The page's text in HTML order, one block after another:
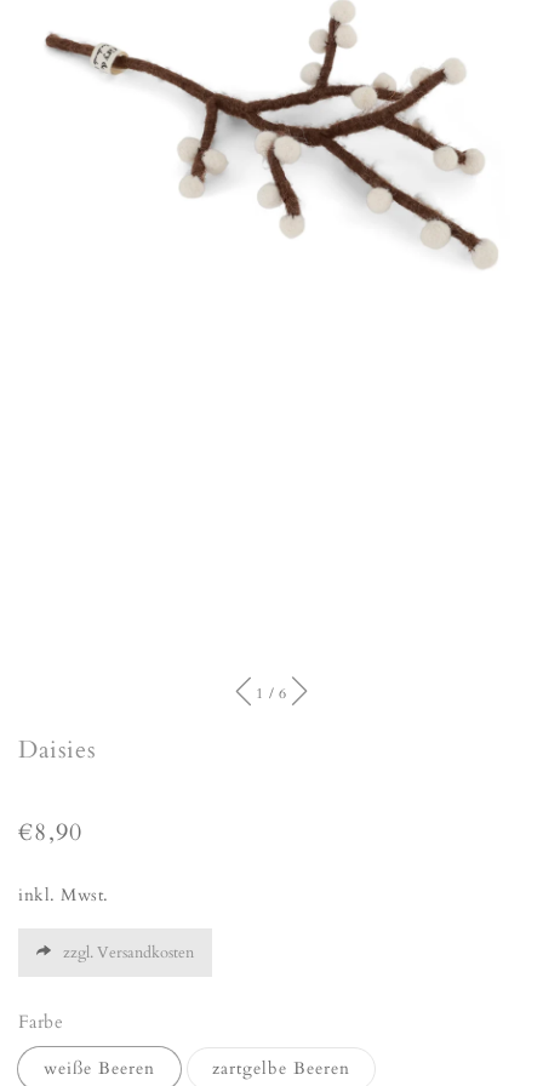
1 /of
6
Daisies
Regular
€8,90
inkl. Mwst.
zzgl. Versandkosten
Farbe
weiße Beeren zartgelbe Beeren